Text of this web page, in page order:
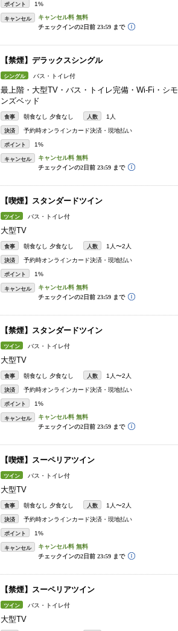
ポイント 1%
キャンセル
【禁煙】デラックスシングル
シングル バス・トイレ付
最上階・大型TV・バス・トイレ完備・Wi-Fi・シモ
ンズベッド
食事 朝食なし 夕食なし 人数 1人
決済 予約時オンラインカード決済・現地払い
ポイント 1%
キャンセル
【喫煙】スタンダードツイン
ツイン バス・トイレ付
大型TV
食事 朝食なし 夕食なし 人数 1人〜2人
決済 予約時オンラインカード決済・現地払い
ポイント 1%
キャンセル
【禁煙】スタンダードツイン
ツイン バス・トイレ付
大型TV
食事 朝食なし 夕食なし 人数 1人〜2人
決済 予約時オンラインカード決済・現地払い
ポイント 1%
キャンセル
【喫煙】スーペリアツイン
ツイン バス・トイレ付
大型TV
食事 朝食なし 夕食なし 人数 1人〜2人
決済 予約時オンラインカード決済・現地払い
ポイント 1%
キャンセル
【禁煙】スーペリアツイン
ツイン バス・トイレ付
大型TV